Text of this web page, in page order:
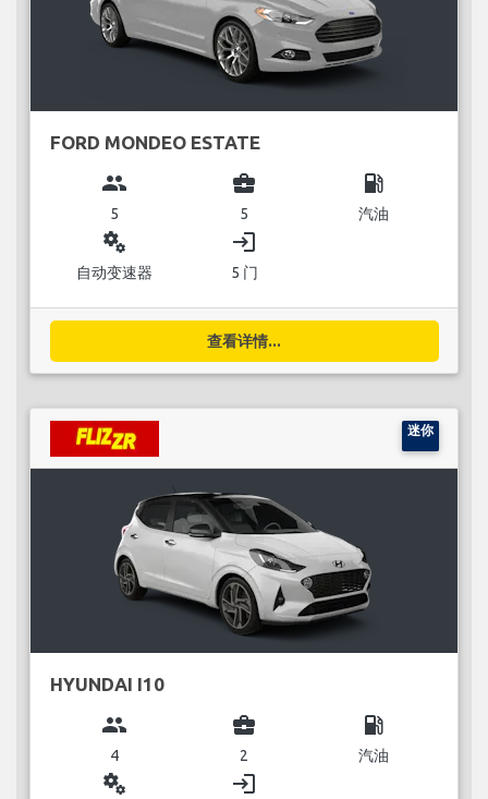
FORD MONDEO ESTATE
group
5
business_center
5
local_gas_station
汽油
miscellaneous_services
自动变速器
login
5 门
查看详情...
迷你
HYUNDAI I10
group
4
business_center
2
local_gas_station
汽油
miscellaneous_services login